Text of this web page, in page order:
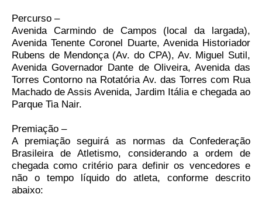
Percurso –
Avenida Carmindo de Campos (local da largada),
Avenida Tenente Coronel Duarte, Avenida Historiador
Rubens de Mendonça (Av. do CPA), Av. Miguel Sutil,
Avenida Governador Dante de Oliveira, Avenida das
Torres Contorno na Rotatória Av. das Torres com Rua
Machado de Assis Avenida, Jardim Itália e chegada ao
Parque Tia Nair.
Premiação –
A premiação seguirá as normas da Confederação
Brasileira de Atletismo, considerando a ordem de
chegada como critério para definir os vencedores e
não o tempo líquido do atleta, conforme descrito
abaixo: